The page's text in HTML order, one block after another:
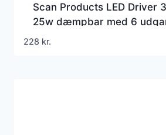
Scan Products LED Driver
25w dæmpbar med 6
228 kr.